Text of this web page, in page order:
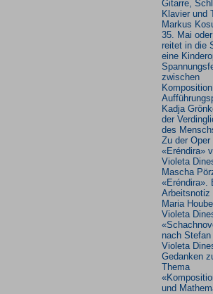
Gitarre,
Klavier und
Markus
35. Mai
reitet in die
eine
zwischen
Kadja
der
des
Zu der Oper
«Eréndira»
Violeta
Mascha
«Eréndira».
Arbeitsnotiz
Maria
Violeta
nach Stefan
Violeta
Gedanken
Thema
und